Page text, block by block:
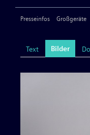
Presseinfos Großgeräte
Text Bilder